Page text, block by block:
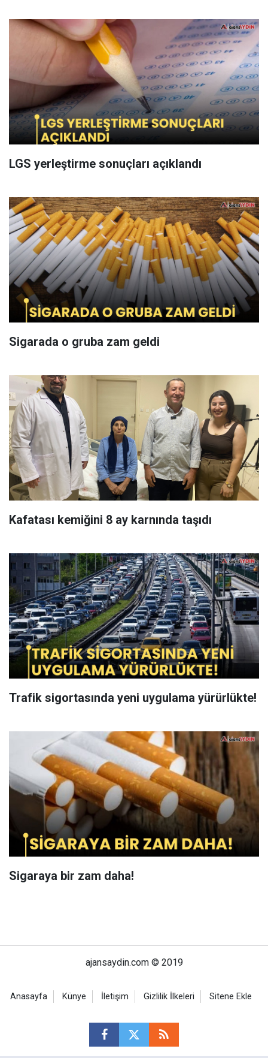
LGS yerleştirme sonuçları açıklandı
Sigarada o gruba zam geldi
Kafatası kemiğini 8 ay karnında taşıdı
Trafik sigortasında yeni uygulama yürürlükte!
Sigaraya bir zam daha!
ajansaydin.com © 2019
Anasayfa Künye İletişim Gizlilik İlkeleri Sitene Ekle